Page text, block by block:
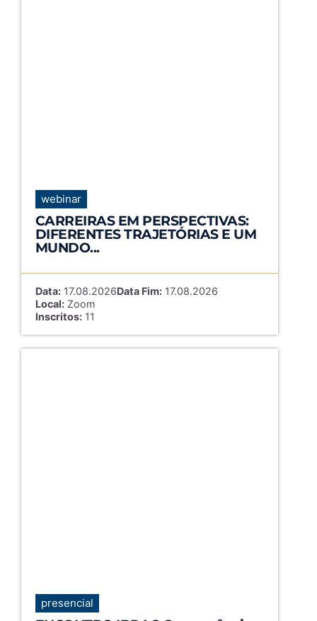
webinar
CARREIRAS EM PERSPECTIVAS:
DIFERENTES TRAJETÓRIAS E UM
MUNDO...
Data:17.08.2026Data Fim:17.08.2026
Local:Zoom
Inscritos:11
presencial